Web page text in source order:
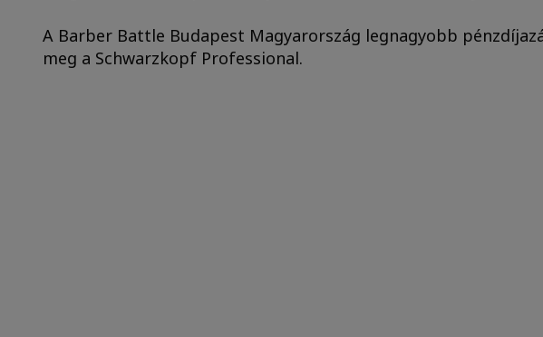
A Barber Battle Budapest Magyarország legnagyobb
meg a Schwarzkopf Professional.